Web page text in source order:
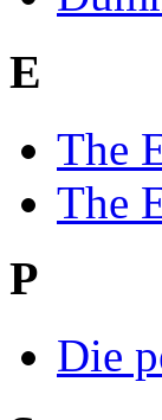
E
The
The
P
Die